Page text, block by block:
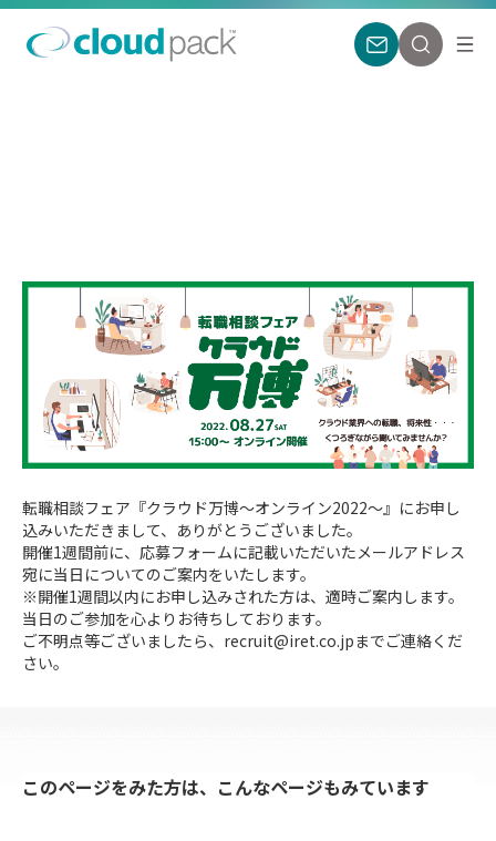
転職相談フェア『クラウド万博〜オンライン2022〜』にお申し
込みいただきまして、ありがとうございました。
開催1週間前に、応募フォームに記載いただいたメールアドレス
宛に当日についてのご案内をいたします。
※開催1週間以内にお申し込みされた方は、適時ご案内します。
当日のご参加を心よりお待ちしております。
ご不明点等ございましたら、recruit@iret.co.jpまでご連絡くだ
さい。
このページをみた方は、こんなページもみています